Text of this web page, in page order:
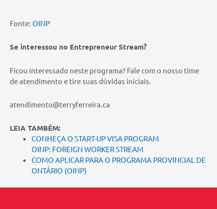
Fonte: OINP
Se interessou no Entrepreneur Stream?
Ficou interessado neste programa? Fale com o nosso time
de atendimento e tire suas dúvidas iniciais.
atendimento@terryferreira.ca
LEIA TAMBÉM:
CONHEÇA O START-UP VISA PROGRAM
OINP: FOREIGN WORKER STREAM
COMO APLICAR PARA O PROGRAMA PROVINCIAL DE
ONTÁRIO (OINP)